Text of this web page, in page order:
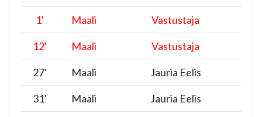
1' Maali Vastustaja
12' Maali Vastustaja
27' Maali Jauria Eelis
31' Maali Jauria Eelis